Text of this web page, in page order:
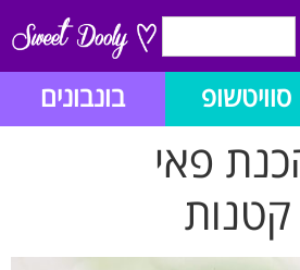
סוויטשופ בונבונים
פאי